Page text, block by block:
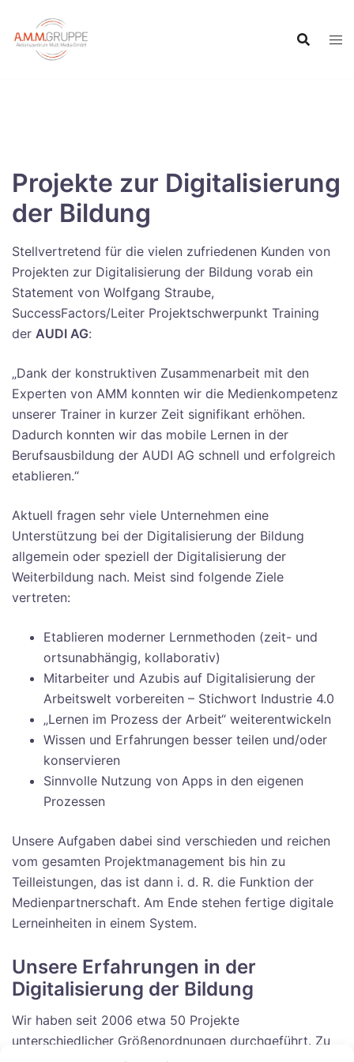
springen
Inhalt
springen
Projekte zur Digitalisierung
der Bildung
Stellvertretend für die vielen zufriedenen Kunden von
Projekten zur Digitalisierung der Bildung vorab ein
Statement von Wolfgang Straube,
SuccessFactors/Leiter Projektschwerpunkt Training
der AUDI AG:
„Dank der konstruktiven Zusammenarbeit mit den
Experten von AMM konnten wir die Medienkompetenz
unserer Trainer in kurzer Zeit signifikant erhöhen.
Dadurch konnten wir das mobile Lernen in der
Berufsausbildung der AUDI AG schnell und erfolgreich
etablieren.“
Aktuell fragen sehr viele Unternehmen eine
Unterstützung bei der Digitalisierung der Bildung
allgemein oder speziell der Digitalisierung der
Weiterbildung nach. Meist sind folgende Ziele
vertreten:
Etablieren moderner Lernmethoden (zeit- und
ortsunabhängig, kollaborativ)
Mitarbeiter und Azubis auf Digitalisierung der
Arbeitswelt vorbereiten – Stichwort Industrie 4.0
„Lernen im Prozess der Arbeit“ weiterentwickeln
Wissen und Erfahrungen besser teilen und/oder
konservieren
Sinnvolle Nutzung von Apps in den eigenen
Prozessen
Unsere Aufgaben dabei sind verschieden und reichen
vom gesamten Projektmanagement bis hin zu
Teilleistungen, das ist dann i. d. R. die Funktion der
Medienpartnerschaft. Am Ende stehen fertige digitale
Lerneinheiten in einem System.
Unsere Erfahrungen in der
Digitalisierung der Bildung
Wir haben seit 2006 etwa 50 Projekte
unterschiedlicher Größenordnungen durchgeführt. Zu